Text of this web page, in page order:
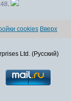
.
cookies Вверх
Ltd. (Русский)